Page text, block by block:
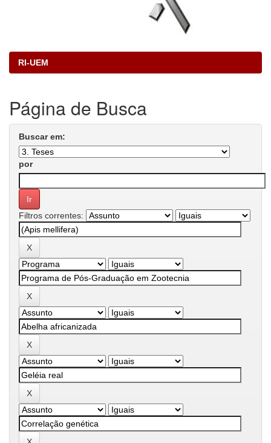
RI-UEM
Página de Busca
Buscar em:
por
Filtros correntes: